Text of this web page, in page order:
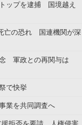
ップを逮捕 国境越え
亡の恐れ 国連機関が深
軍政との再関与は
で快挙
業を共同調査へ